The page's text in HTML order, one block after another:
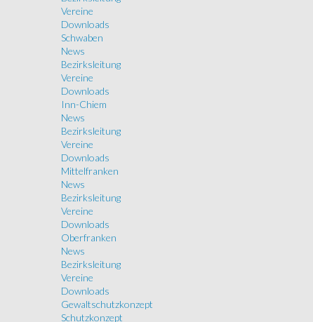
Vereine
Downloads
Schwaben
News
Bezirksleitung
Vereine
Downloads
Inn-Chiem
News
Bezirksleitung
Vereine
Downloads
Mittelfranken
News
Bezirksleitung
Vereine
Downloads
Oberfranken
News
Bezirksleitung
Vereine
Downloads
Gewaltschutzkonzept
Schutzkonzept